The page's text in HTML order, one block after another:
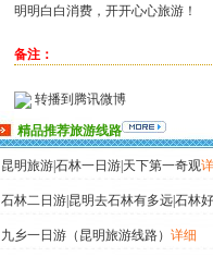
明明白白消费，开开心心旅游！
备注：
转播到腾讯微博
精品推荐旅游线路
昆明旅游|石林一日游|天下第一奇观
石林二日游|昆明去石林有多远|石林
详细
九乡一日游（昆明旅游线路）